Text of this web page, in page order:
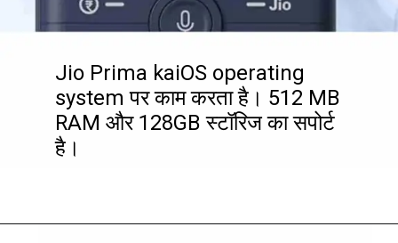
Jio Prima kaiOS operating
system पर काम करता है। 512 MB
RAM और 128GB स्टॉरिज का सपोर्ट
है।